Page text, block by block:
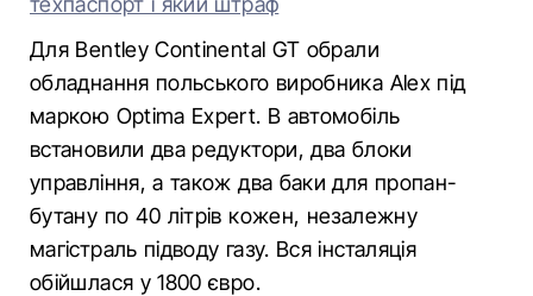
Для Bentley Continental GT обрали
обладнання польського виробника Alex під
маркою Optima Expert. В автомобіль
встановили два редуктори, два блоки
управління, а також два баки для пропан-
бутану по 40 літрів кожен, незалежну
магістраль підводу газу. Вся інсталяція
обійшлася у 1800 євро.